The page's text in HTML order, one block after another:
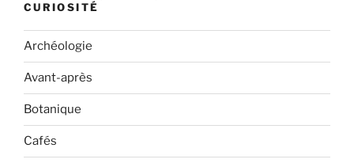
CURIOSITÉ
Archéologie
Avant-après
Botanique
Cafés